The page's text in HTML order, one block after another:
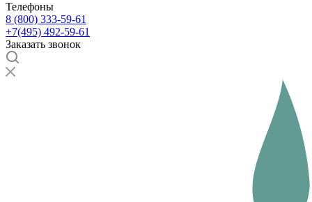
Телефоны
8 (800) 333-59-61
+7(495) 492-59-61
Заказать звонок